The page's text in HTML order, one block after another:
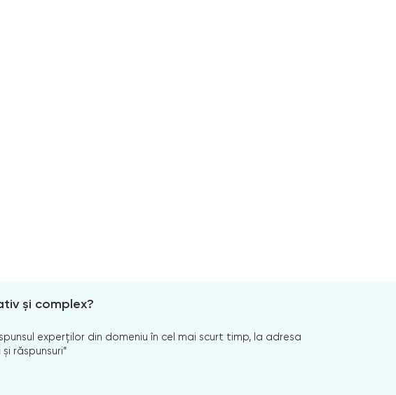
și complex?
experților din domeniu în cel mai scurt timp, la adresa
răspunsuri”